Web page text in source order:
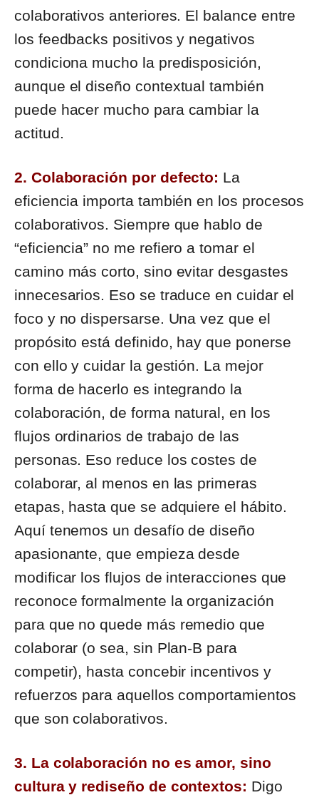
colaborativos anteriores. El balance entre
los feedbacks positivos y negativos
condiciona mucho la predisposición,
aunque el diseño contextual también
puede hacer mucho para cambiar la
actitud.
2. Colaboración por defecto: La
eficiencia importa también en los procesos
colaborativos. Siempre que hablo de
“eficiencia” no me refiero a tomar el
camino más corto, sino evitar desgastes
innecesarios. Eso se traduce en cuidar el
foco y no dispersarse. Una vez que el
propósito está definido, hay que ponerse
con ello y cuidar la gestión. La mejor
forma de hacerlo es integrando la
colaboración, de forma natural, en los
flujos ordinarios de trabajo de las
personas. Eso reduce los costes de
colaborar, al menos en las primeras
etapas, hasta que se adquiere el hábito.
Aquí tenemos un desafío de diseño
apasionante, que empieza desde
modificar los flujos de interacciones que
reconoce formalmente la organización
para que no quede más remedio que
colaborar (o sea, sin Plan-B para
competir), hasta concebir incentivos y
refuerzos para aquellos comportamientos
que son colaborativos.
3. La colaboración no es amor, sino
cultura y rediseño de contextos: Digo